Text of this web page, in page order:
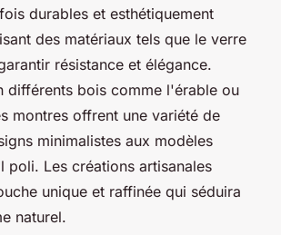
durables et esthétiquement
des matériaux tels que le verre
résistance et élégance.
différents bois comme l'érable ou
montres offrent une variété de
minimalistes aux modèles
poli. Les créations artisanales
unique et raffinée qui séduira
naturel.